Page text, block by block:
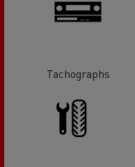
Tachographs